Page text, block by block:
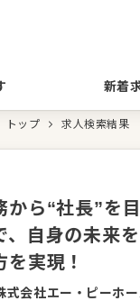
新着
トップ 求人検索結果
から“社長”を
、自身の未来
実現！
式会社エー・ピーホ